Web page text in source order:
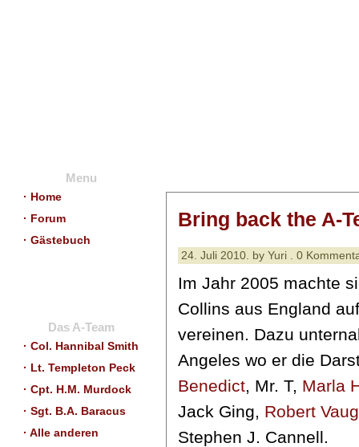
Menu
· Home
· Forum
· Gästebuch
Das A-Team
· Col. Hannibal Smith
· Lt. Templeton Peck
· Cpt. H.M. Murdock
· Sgt. B.A. Baracus
· Alle anderen
Bring back the A-
24. Juli 2010. by Yuri . 0
Im Jahr 2005 machte
Collins aus England
vereinen. Dazu
Angeles wo er die
Benedict, Mr. T, Marla
Jack Ging, Robert
Stephen J. Cannell.